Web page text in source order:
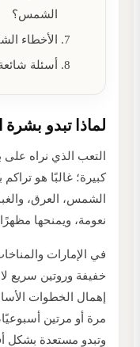
الشمس؟
الأخطاء
أسئلة
لماذا تبدو
التعب الذي نراه
كبيرة؛ غالبًا هو تراكم
الشمس، العرق،
نعومة، ويمنحها
في الإمارات
خفيفة وروتين سريع
إهمال الخطوات
مرة أو مرتين
وتبدو مستعدة بشكل